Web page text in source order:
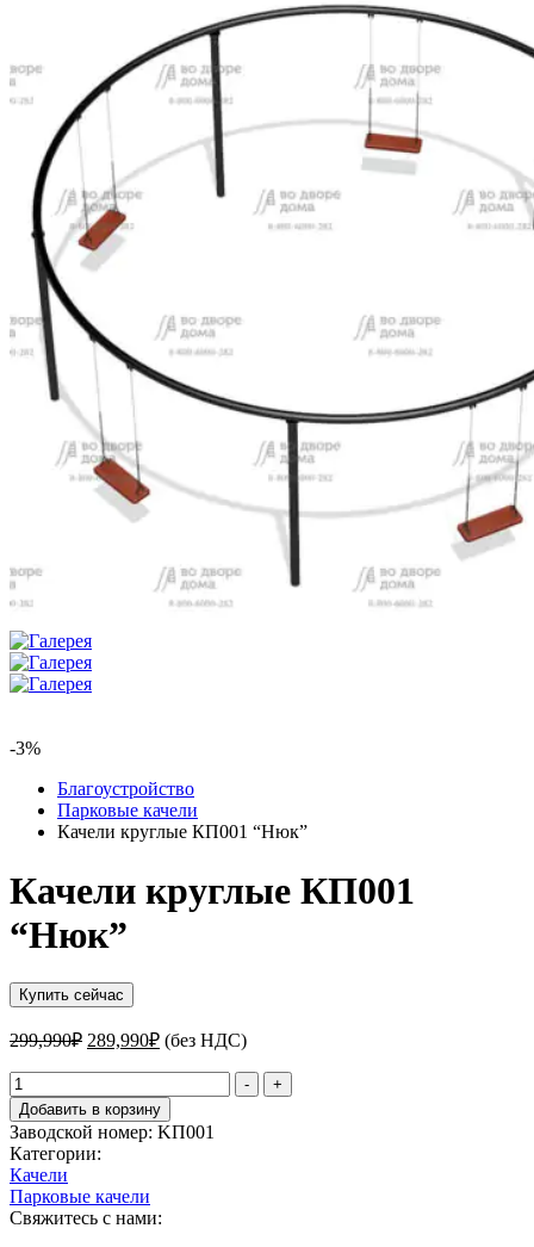
-3%
Благоустройство
Парковые качели
Качели круглые КП001 “Нюк”
Качели круглые КП001
“Нюк”
Купить сейчас
299,990₽ Первоначальная
составляла
299,990₽.
289,990₽Текущая
цена:
289,990₽.
(без НДС)
Количество
товара
Качели
круглые
КП001
"Нюк"
-
+
Добавить в корзину
Заводской номер: KП001
Категории:
Качели
Парковые качели
Свяжитесь с нами: